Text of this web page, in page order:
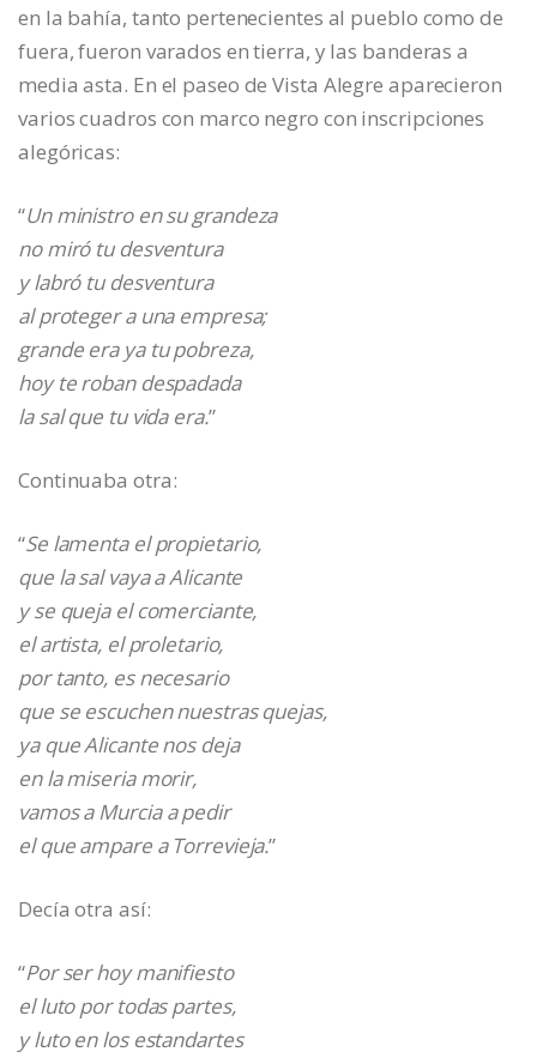
en la bahía, tanto pertenecientes al pueblo como de
fuera, fueron varados en tierra, y las banderas a
media asta. En el paseo de Vista Alegre aparecieron
varios cuadros con marco negro con inscripciones
alegóricas:
“Un ministro en su grandeza
no miró tu desventura
y labró tu desventura
al proteger a una empresa;
grande era ya tu pobreza,
hoy te roban despadada
la sal que tu vida era.”
Continuaba otra:
“Se lamenta el propietario,
que la sal vaya a Alicante
y se queja el comerciante,
el artista, el proletario,
por tanto, es necesario
que se escuchen nuestras quejas,
ya que Alicante nos deja
en la miseria morir,
vamos a Murcia a pedir
el que ampare a Torrevieja.”
Decía otra así:
“Por ser hoy manifiesto
el luto por todas partes,
y luto en los estandartes